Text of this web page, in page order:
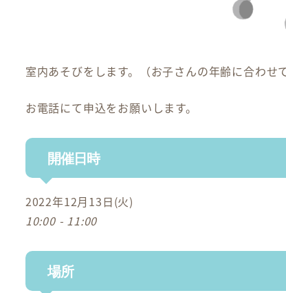
室内あそびをします。（お子さんの年齢に合わせ
お電話にて申込をお願いします。
開催日時
2022年12月13日(火)
10:00 - 11:00
場所